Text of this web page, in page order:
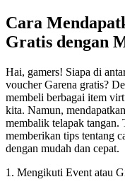
Cara
Gratis dengan
Hai, gamers! Siapa di
voucher Garena gratis?
membeli berbagai item
kita. Namun,
membalik telapak
memberikan tips tentang
dengan mudah dan cepat.
1. Mengikuti Event atau